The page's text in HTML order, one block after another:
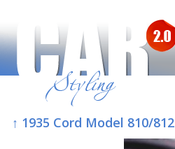
↑ 1935 Cord Model 810/812